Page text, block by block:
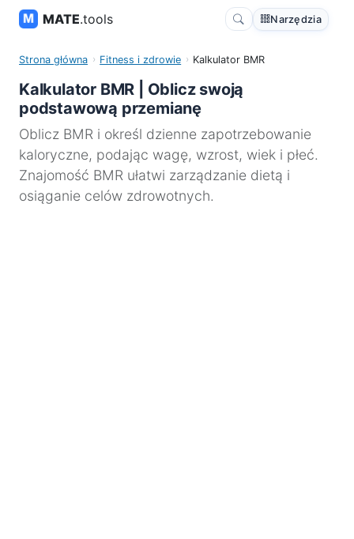
MATE.tools Narzędzia
Strona główna Fitness i zdrowie Kalkulator BMR
Kalkulator BMR | Oblicz swoją
podstawową przemianę
Oblicz BMR i określ dzienne zapotrzebowanie
kaloryczne, podając wagę, wzrost, wiek i płeć.
Znajomość BMR ułatwi zarządzanie dietą i
osiąganie celów zdrowotnych.